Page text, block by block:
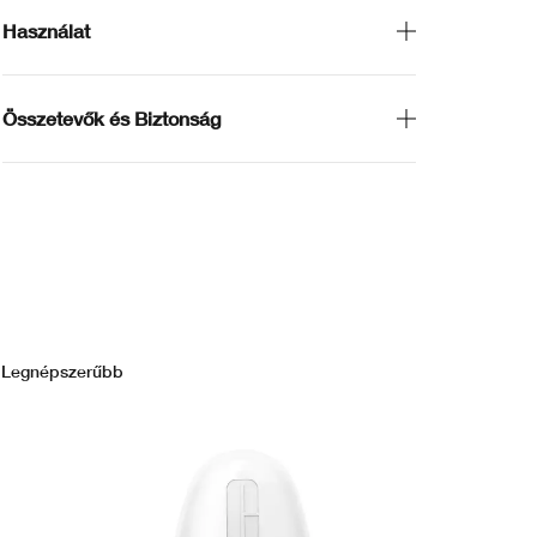
Használat
Összetevők és Biztonság
Legnépszerűbb